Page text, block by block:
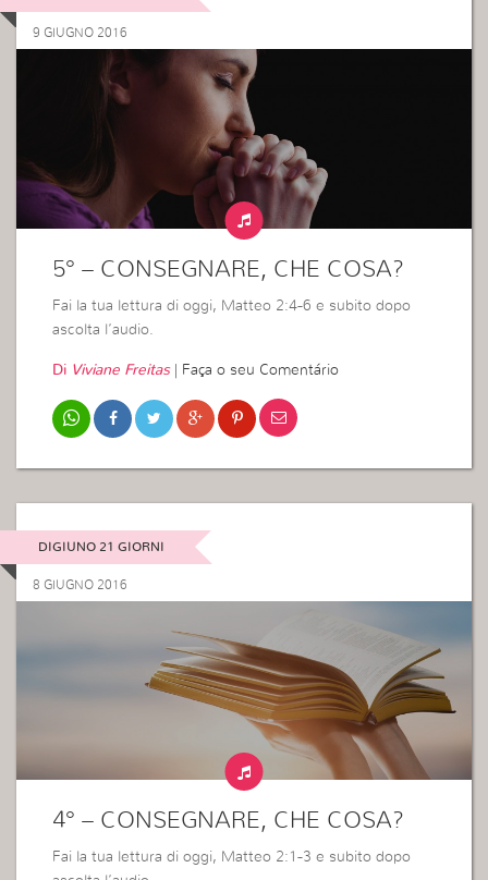
9 GIUGNO 2016
5° – CONSEGNARE, CHE COSA?
Fai la tua lettura di oggi, Matteo 2:4-6 e subito dopo
ascolta l’audio.
Di Viviane Freitas| Faça o seu Comentário
DIGIUNO 21 GIORNI
8 GIUGNO 2016
4° – CONSEGNARE, CHE COSA?
Fai la tua lettura di oggi, Matteo 2:1-3 e subito dopo